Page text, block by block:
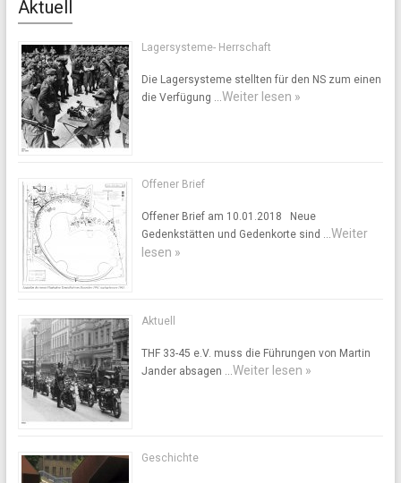
Aktuell
Lagersysteme- Herrschaft
Die Lagersysteme stellten für den NS zum einen
die Verfügung …Weiter lesen »
Offener Brief
Offener Brief am 10.01.2018 Neue
Gedenkstätten und Gedenkorte sind …Weiter
lesen »
Aktuell
THF 33-45 e.V. muss die Führungen von Martin
Jander absagen …Weiter lesen »
Geschichte